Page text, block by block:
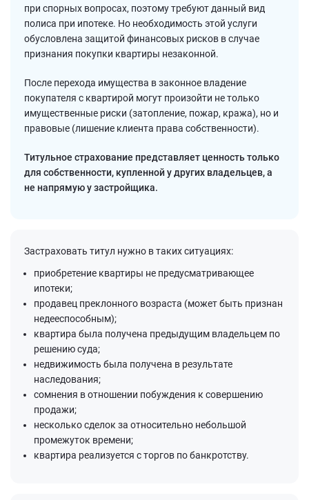
при спорных вопросах, поэтому требуют данный вид
полиса при ипотеке. Но необходимость этой услуги
обусловлена защитой финансовых рисков в случае
признания покупки квартиры незаконной.
После перехода имущества в законное владение
покупателя с квартирой могут произойти не только
имущественные риски (затопление, пожар, кража), но и
правовые (лишение клиента права собственности).
Титульное страхование представляет ценность только
для собственности, купленной у других владельцев, а
не напрямую у застройщика.
Застраховать титул нужно в таких ситуациях:
приобретение квартиры не предусматривающее
ипотеки;
продавец преклонного возраста (может быть признан
недееспособным);
квартира была получена предыдущим владельцем по
решению суда;
недвижимость была получена в результате
наследования;
сомнения в отношении побуждения к совершению
продажи;
несколько сделок за относительно небольшой
промежуток времени;
квартира реализуется с торгов по банкротству.